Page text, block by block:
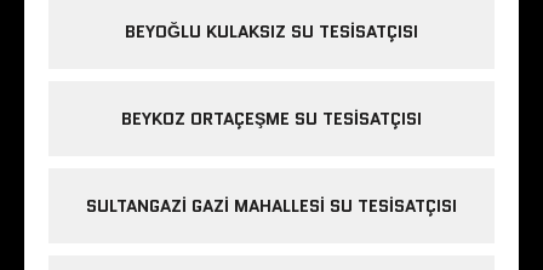
BEYOĞLU KULAKSIZ SU TESISATÇISI
BEYKOZ ORTAÇEŞME SU TESISATÇISI
SULTANGAZI GAZI MAHALLESI SU TESISATÇISI